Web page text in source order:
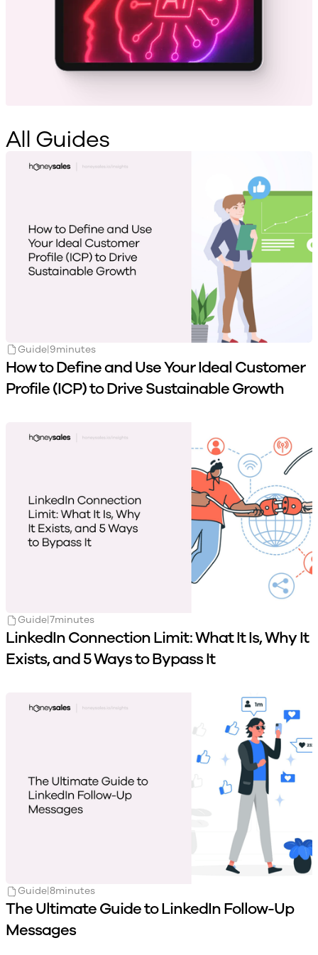
All Guides
Guide|9minutes
How to Define and Use Your Ideal Customer
Profile (ICP) to Drive Sustainable Growth
Guide|7minutes
LinkedIn Connection Limit: What It Is, Why It
Exists, and 5 Ways to Bypass It
Guide|8minutes
The Ultimate Guide to LinkedIn Follow-Up
Messages